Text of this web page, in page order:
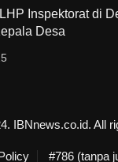
Inspektorat di
Desa
IBNnews.co.id. All
#786 (tanpa